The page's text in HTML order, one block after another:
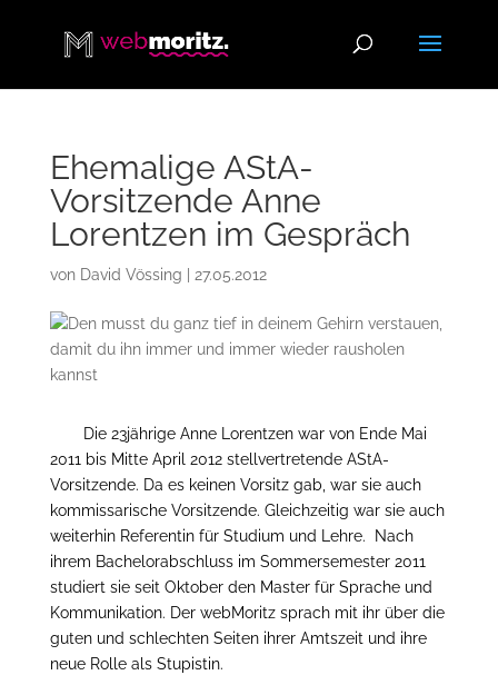
Ehemalige AStA-
Vorsitzende Anne
Lorentzen im Gespräch
von David Vössing 27.05.2012
Die 23jährige Anne Lorentzen war von Ende Mai
2011 bis Mitte April 2012 stellvertretende AStA-
Vorsitzende. Da es keinen Vorsitz gab, war sie auch
kommissarische Vorsitzende. Gleichzeitig war sie auch
weiterhin Referentin für Studium und Lehre. Nach
ihrem Bachelorabschluss im Sommersemester 2011
studiert sie seit Oktober den Master für Sprache und
Kommunikation. Der webMoritz sprach mit ihr über die
guten und schlechten Seiten ihrer Amtszeit und ihre
neue Rolle als Stupistin.